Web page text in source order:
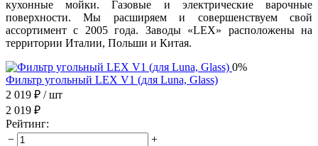
кухонные мойки. Газовые и электрические варочные
поверхности. Мы расширяем и совершенствуем свой
ассортимент с 2005 года. Заводы «LEX» расположены на
территории Италии, Польши и Китая.
0%
Фильтр угольный LEX V1 (для Luna, Glass)
2 019 ₽ / шт
2 019 ₽
Рейтинг:
−
+